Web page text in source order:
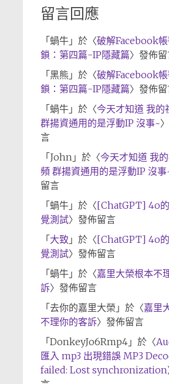
留言回應
「 蝸牛」於〈破解Facebook
鎖：第四篇-IP隱藏篇〉發佈
「 黑熊 」於〈破解Facebook
鎖：第四篇-IP隱藏篇〉發佈
「 蝸牛」於〈今天才知道 我的
群揚資通用的是浮動IP 沒事~
言
「 John」於〈今天才知道 我
頻 群揚資通用的是浮動IP 沒事
留言
「 蝸牛」於〈[ChatGPT] 4o
覺測試〉發佈留言
「 大致 」於〈[ChatGPT] 4o
覺測試〉發佈留言
「 蝸牛」於〈嘉里大榮根本不
訴〉發佈留言
「 去你的嘉里大榮 」於〈嘉里
不理你的客訴〉發佈留言
「 DonkeyJo6Rmp4」於〈
匯入 mp3 出現錯誤 MP3
failed: Lost synchronization